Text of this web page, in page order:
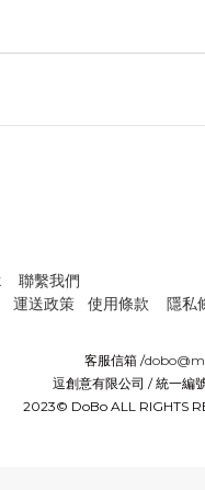
聯繫我們
運送政策 使用條款 隱私
客服信箱 /
逗創意有限公司 / 統一編
2023© DoBo ALL RIGHTS